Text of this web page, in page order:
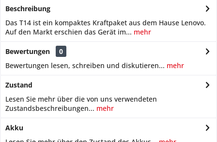
Beschreibung
Das T14 ist ein kompaktes Kraftpaket aus dem Hause Lenovo.
Auf den Markt erschien das Gerät im... mehr
Bewertungen
0
Bewertungen lesen, schreiben und diskutieren... mehr
Zustand
Lesen Sie mehr über die von uns verwendeten
Zustandsbeschreibungen... mehr
Akku